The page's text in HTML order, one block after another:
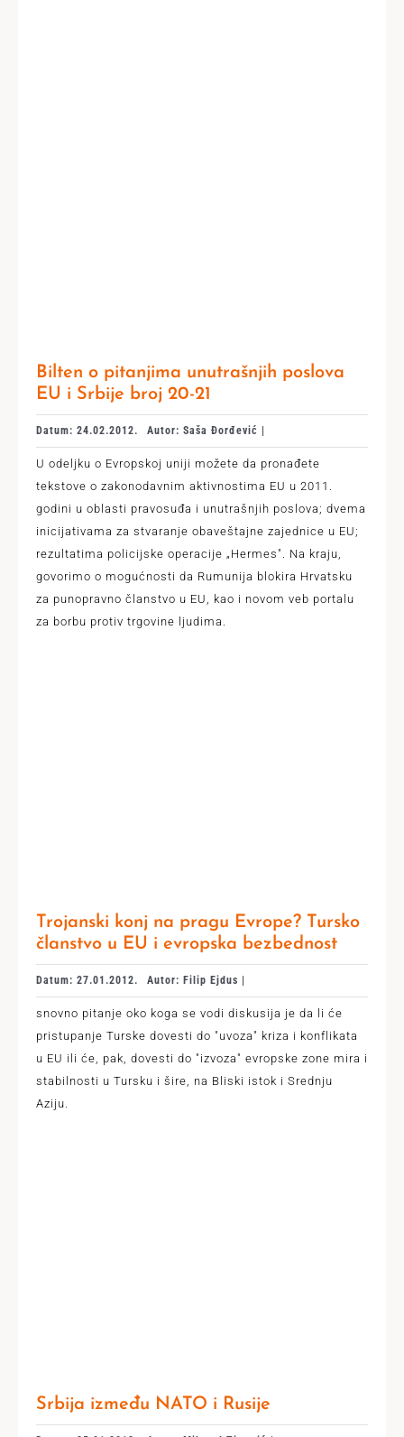
Bilten o pitanjima unutrašnjih poslova
EU i Srbije broj 20-21
Datum: 24.02.2012. Autor: Saša Đorđević |
U odeljku o Evropskoj uniji možete da pronađete
tekstove o zakonodavnim aktivnostima EU u 2011.
godini u oblasti pravosuđa i unutrašnjih poslova; dvema
inicijativama za stvaranje obaveštajne zajednice u EU;
rezultatima policijske operacije „Hermes". Na kraju,
govorimo o mogućnosti da Rumunija blokira Hrvatsku
za punopravno članstvo u EU, kao i novom veb portalu
za borbu protiv trgovine ljudima.
Trojanski konj na pragu Evrope? Tursko
članstvo u EU i evropska bezbednost
Datum: 27.01.2012. Autor: Filip Ejdus |
snovno pitanje oko koga se vodi diskusija je da li će
pristupanje Turske dovesti do "uvoza" kriza i konflikata
u EU ili će, pak, dovesti do "izvoza" evropske zone mira i
stabilnosti u Tursku i šire, na Bliski istok i Srednju
Aziju.
Srbija između NATO i Rusije